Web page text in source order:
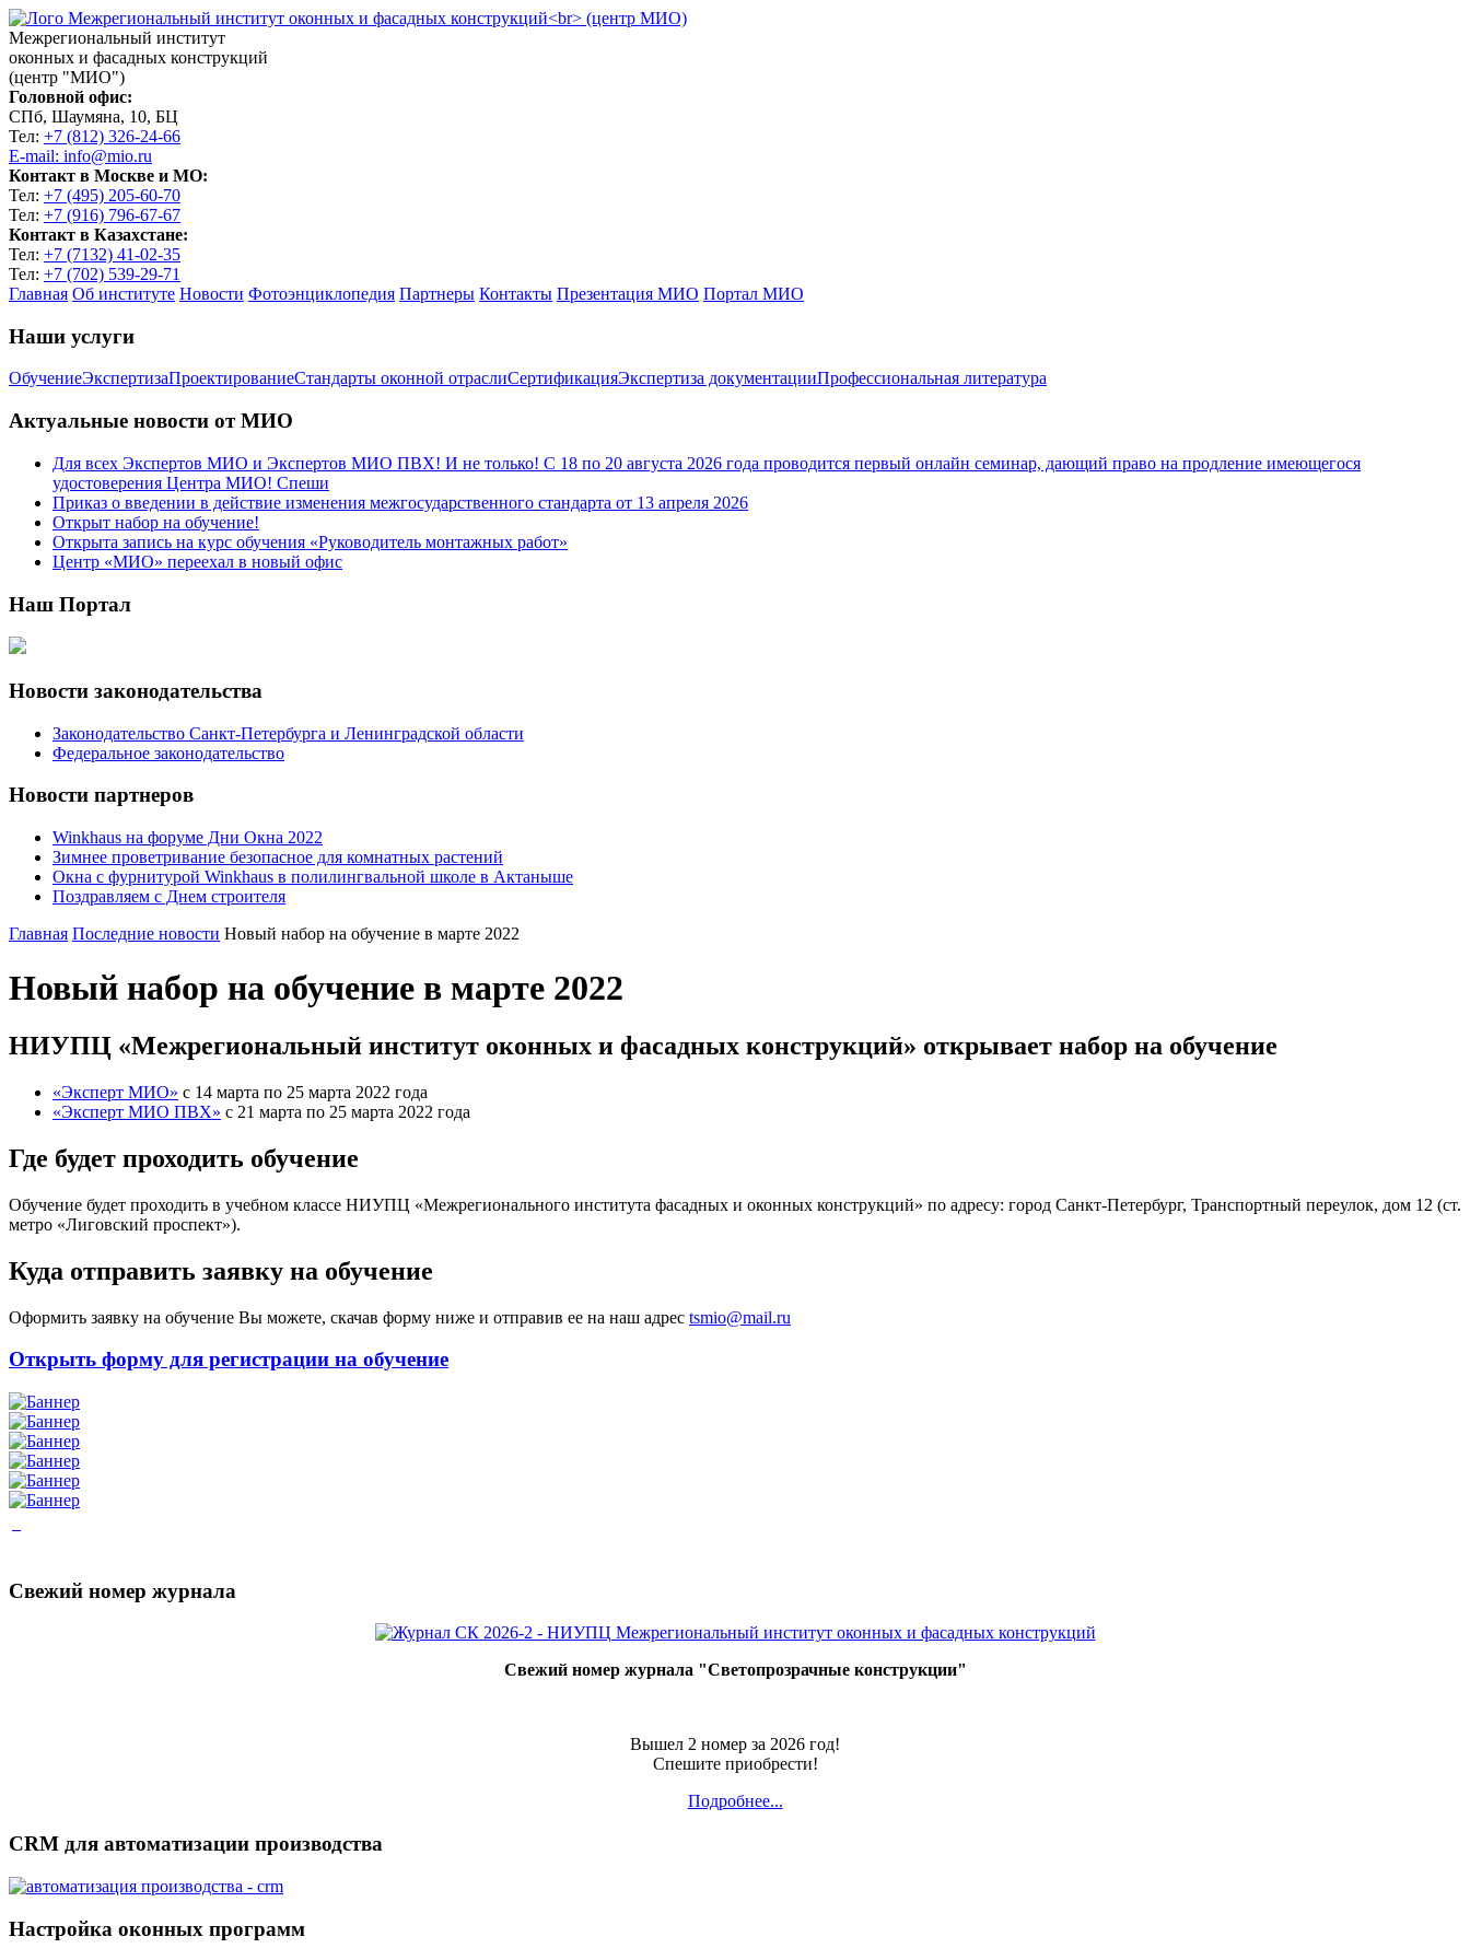
Межрегиональный институт
оконных и фасадных конструкций
(центр "МИО")
Головной офис:
СПб, Шаумяна, 10, БЦ
Тел: +7 (812) 326-24-66
E-mail: info@mio.ru
Контакт в Москве и МО:
Тел: +7 (495) 205-60-70
Тел: +7 (916) 796-67-67
Контакт в Казахстане:
Тел: +7 (7132) 41-02-35
Тел: +7 (702) 539-29-71
Главная Об институте Новости Фотоэнциклопедия Партнеры Контакты Презентация МИО Портал МИО
Наши услуги
ОбучениеЭкспертизаПроектированиеСтандарты оконной отраслиСертификацияЭкспертиза документацииПрофессиональная литература
Актуальные новости от МИО
Для всех Экспертов МИО и Экспертов МИО ПВХ! И не только! С 18 по 20 августа 2026 года проводится первый онлайн семинар, дающий право на продление имеющегося
удостоверения Центра МИО! Спеши
Приказ о введении в действие изменения межгосударственного стандарта от 13 апреля 2026
Открыт набор на обучение!
Открыта запись на курс обучения «Руководитель монтажных работ»
Центр «МИО» переехал в новый офис
Наш Портал
Новости законодательства
Законодательство Санкт-Петербурга и Ленинградской области
Федеральное законодательство
Новости партнеров
Winkhaus на форуме Дни Окна 2022
Зимнее проветривание безопасное для комнатных растений
Окна с фурнитурой Winkhaus в полилингвальной школе в Актаныше
Поздравляем с Днем строителя
Главная Последние новости Новый набор на обучение в марте 2022
Новый набор на обучение в марте 2022
НИУПЦ «Межрегиональный институт оконных и фасадных конструкций» открывает набор на обучение
«Эксперт МИО» с 14 марта по 25 марта 2022 года
«Эксперт МИО ПВХ» с 21 марта по 25 марта 2022 года
Где будет проходить обучение
Обучение будет проходить в учебном классе НИУПЦ «Межрегионального института фасадных и оконных конструкций» по адресу: город Санкт-Петербург, Транспортный переулок, дом 12 (ст.
метро «Лиговский проспект»).
Куда отправить заявку на обучение
Оформить заявку на обучение Вы можете, скачав форму ниже и отправив ее на наш адрес tsmio@mail.ru
Открыть форму для регистрации на обучение
Свежий номер журнала
Свежий номер журнала "Светопрозрачные конструкции"
Вышел 2 номер за 2026 год!
Спешите приобрести!
Подробнее...
CRM для автоматизации производства
Настройка оконных программ